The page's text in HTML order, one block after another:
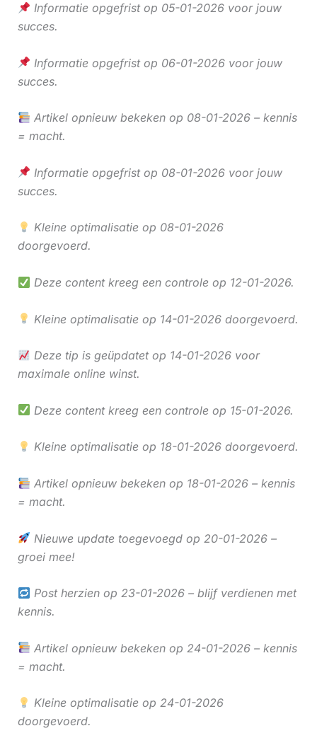
Informatie opgefrist op 05-01-2026 voor jouw
succes.
Informatie opgefrist op 06-01-2026 voor jouw
succes.
Artikel opnieuw bekeken op 08-01-2026 – kennis
= macht.
Informatie opgefrist op 08-01-2026 voor jouw
succes.
Kleine optimalisatie op 08-01-2026
doorgevoerd.
Deze content kreeg een controle op 12-01-2026.
Kleine optimalisatie op 14-01-2026 doorgevoerd.
Deze tip is geüpdatet op 14-01-2026 voor
maximale online winst.
Deze content kreeg een controle op 15-01-2026.
Kleine optimalisatie op 18-01-2026 doorgevoerd.
Artikel opnieuw bekeken op 18-01-2026 – kennis
= macht.
Nieuwe update toegevoegd op 20-01-2026 –
groei mee!
Post herzien op 23-01-2026 – blijf verdienen met
kennis.
Artikel opnieuw bekeken op 24-01-2026 – kennis
= macht.
Kleine optimalisatie op 24-01-2026
doorgevoerd.